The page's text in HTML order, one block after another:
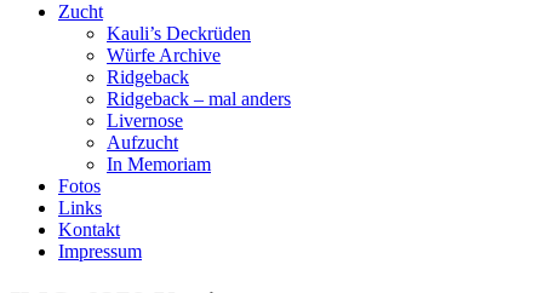
Zucht
Kauli’s Deckrüden
Würfe Archive
Ridgeback
Ridgeback – mal anders
Livernose
Aufzucht
In Memoriam
Fotos
Links
Kontakt
Impressum